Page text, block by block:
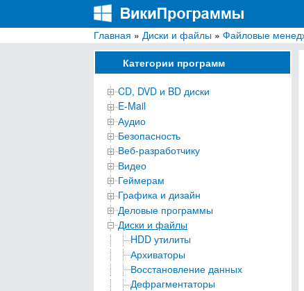
ВикиПрограммы
Энциклопедия бесплатных компьютерных
Главная » Диски и файлы » Файловые
Категории программ
CD, DVD и BD диски
E-Mail
Аудио
Безопасность
Веб-разработчику
Видео
Геймерам
Графика и дизайн
Деловые программы
Диски и файлы
HDD утилиты
Архиваторы
Восстановление данных
Дефрагментаторы